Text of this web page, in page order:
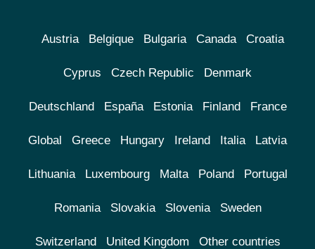
Austria Belgique Bulgaria Canada Croatia
Cyprus Czech Republic Denmark
Deutschland España Estonia Finland France
Global Greece Hungary Ireland Italia Latvia
Lithuania Luxembourg Malta Poland Portugal
Romania Slovakia Slovenia Sweden
Switzerland United Kingdom Other countries